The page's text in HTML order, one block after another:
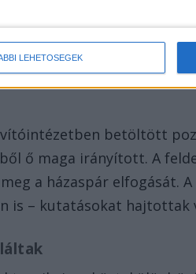
LEHETŐSÉGEK
oldalakon hirdették meg
egyeztette le a
felesége vette fel.
betöltött
ő maga irányított. A
a házaspár elfogását.
is – kutatásokat hajtottak